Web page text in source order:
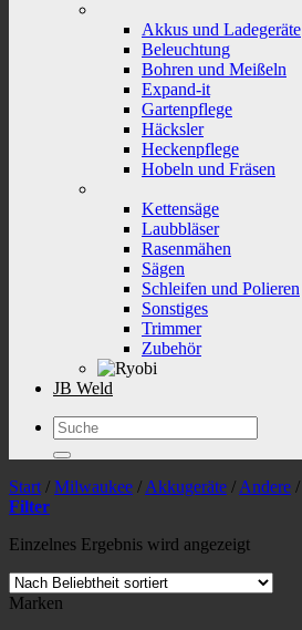
Akkus und Ladegeräte
Beleuchtung
Bohren und Meißeln
Expand-it
Gartenpflege
Häcksler
Heckenpflege
Hobeln und Fräsen
Kettensäge
Laubbläser
Rasenmähen
Sägen
Schleifen und Polieren
Sonstiges
Trimmer
Zubehör
JB Weld
Suchen
nach:
Start / Milwaukee / Akkugeräte / Andere /
Filter
Einzelnes Ergebnis wird angezeigt
Marken